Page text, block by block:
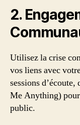
2.
Utilisez la crise
vos liens avec
sessions
Me Anything)
public.